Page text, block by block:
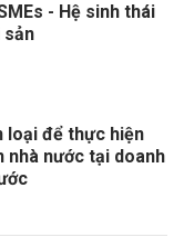
- Hệ sinh thái
sản
loại để thực hiện
nhà nước tại doanh